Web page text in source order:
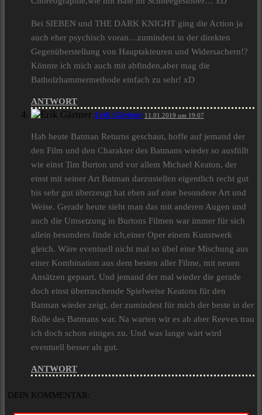
Bei SIEBEN und THE DARK KNIGHT ging die Action ja
auch eher psychisch voran…zumindest in der direkten
Gegenüberstellung von Hauptakteuren und Widersachern!?
Könnte ich mich auch mit abfinden,aber mag die
Batholzhammermethode einfach zu sehr! xD
ANTWORT
Erik Gärtner 11.01.2019 um 19:07
Hab heute Batman Returns geschaut, hoffe auf jemand der
den Film und den Charakter des Batmans wieder so ausfüllt
wie einst Tim Burton und vor allem Michael Keaton, der
einst mit seiner Art Batman darzustellen eigentlich recht gut
bis sehr gut überzeugt hat eben auf eine besondere Art und
Weise. Gerade heute sieht man das mit anderen Augen und
auch die Umsetzung in Burtons Filmen war immer für sich
allein besonders finde ich,einer Oper einem Kunstwerk
gleich. Wäre eventuell nicht mal so übel eine Mischung aus
einer Kombination aus dem besten aller Filme, mit neuen
Ansätzen gepaart. Und jemand der mal wieder die gerade
doch einst überraschende Spielweise Keatons für den
Batman wieder zeigt, der zumindest für mich der beste in der
Rolle des Batmans war. Na warten wir es ab aber Reeves trau
ich doch schon einiges zu. Und was lange wärt wird
eventuell besser als gut.
ANTWORT
DEIN KOMMENTAR: